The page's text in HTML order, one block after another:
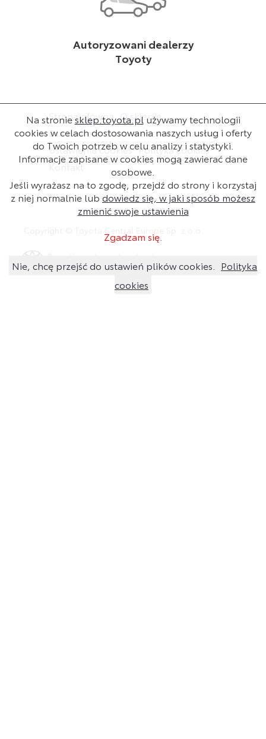
Autoryzowani dealerzy
Toyoty
Strona główna O sklepie
Dla dealera Baza wiedzy Regulamin
Ustawienia cookies Polityka cookies
Kontakt
Na stroniesklep.toyota.pl używamy technologii
cookies w celach dostosowania naszych usług i oferty
do Twoich potrzeb w celu analizy i statystyki.
Informacje zapisane w cookies mogą zawierać dane
osobowe.
Jeśli wyrażasz na to zgodę, przejdź do strony i korzystaj
z niej normalnie lub dowiedz się, w jaki sposób możesz
zmienić swoje ustawienia
Zgadzam się.
Nie, chcę przejść do ustawień plików cookies.
Polityka
cookies